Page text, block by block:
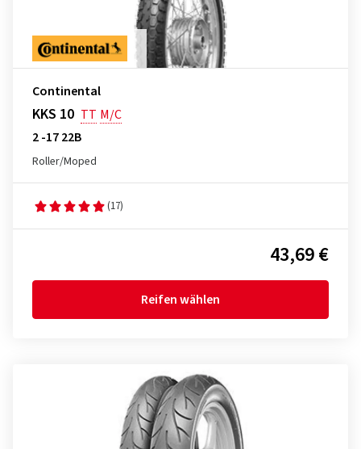
Continental
KKS 10 TT M/C
2 -17 22B
Roller/Moped
(17)
43,69 €
Reifen wählen